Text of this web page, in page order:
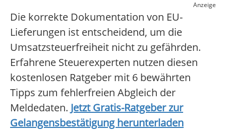
Anzeige
Die korrekte Dokumentation von EU-
Lieferungen ist entscheidend, um die
Umsatzsteuerfreiheit nicht zu gefährden.
Erfahrene Steuerexperten nutzen diesen
kostenlosen Ratgeber mit 6 bewährten
Tipps zum fehlerfreien Abgleich der
Meldedaten. Jetzt Gratis-Ratgeber zur
Gelangensbestätigung herunterladen